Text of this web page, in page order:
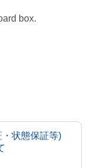
box.
状態保証等)